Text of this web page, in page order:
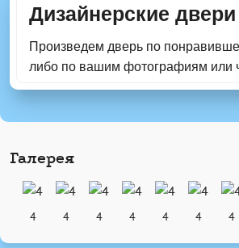
Дизайнерские двери
Произведем дверь по
либо по вашим фотографиям или
Галерея
4 4 4 4 4 4 4